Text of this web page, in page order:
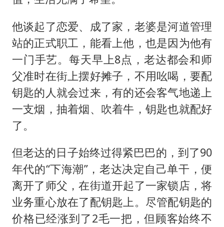
他谈起了恋爱、成了家，老婆是河道管理
站的正式职工，能看上他，也是因为他有
一门手艺。每天早上8点，老达都会和师
父准时在街上摆好摊子，不用吆喝，要配
钥匙的人就会过来，有的还会客气地递上
一支烟，抽着烟、吹着牛，钥匙也就配好
了。
但老达的日子始终过得紧巴巴的，到了90
年代的“下海潮”，老达决定自己单干，便
离开了师父，在街道开起了一家锁店，将
业务重心放在了配钥匙上。尽管配钥匙的
价格已经涨到了2毛一把，但顾客始终不